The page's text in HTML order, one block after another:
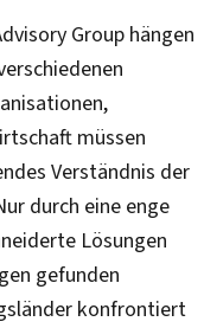
Group hängen
müssen
Verständnis der
durch eine enge
Lösungen
gefunden
konfrontiert